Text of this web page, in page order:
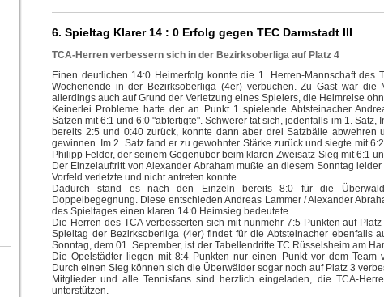
6. Spieltag Klarer 14 : 0 Erfolg gegen TEC Darmstadt III
TCA-Herren verbessern sich in der Bezirksoberliga auf Platz 4
Einen deutlichen 14:0 Heimerfolg konnte die 1. Herren-Mannschaft des
Wochenende in der Bezirksoberliga (4er) verbuchen. Zu Gast war die
allerdings auch auf Grund der Verletzung eines Spielers, die Heimreise
Keinerlei Probleme hatte der an Punkt 1 spielende Abtsteinacher
Sätzen mit 6:1 und 6:0 "abfertigte". Schwerer tat sich, jedenfalls im 1. Satz,
bereits 2:5 und 0:40 zurück, konnte dann aber drei Satzbälle abwehren
gewinnen. Im 2. Satz fand er zu gewohnter Stärke zurück und siegte mit
Philipp Felder, der seinem Gegenüber beim klaren Zweisatz-Sieg mit 6:1
Der Einzelauftritt von Alexander Abraham mußte an diesem Sonntag
Vorfeld verletzte und nicht antreten konnte.
Dadurch stand es nach den Einzeln bereits 8:0 für die
Doppelbegegnung. Diese entschieden Andreas Lammer / Alexander
des Spieltages einen klaren 14:0 Heimsieg bedeutete.
Die Herren des TCA verbesserten sich mit nunmehr 7:5 Punkten auf
Spieltag der Bezirksoberliga (4er) findet für die Abtsteinacher ebenfalls
Sonntag, dem 01. September, ist der Tabellendritte TC Rüsselsheim am
Die Opelstädter liegen mit 8:4 Punkten nur einen Punkt vor dem Team
Durch einen Sieg können sich die Überwälder sogar noch auf Platz 3
Mitglieder und alle Tennisfans sind herzlich eingeladen, die TCA-
unterstützen.